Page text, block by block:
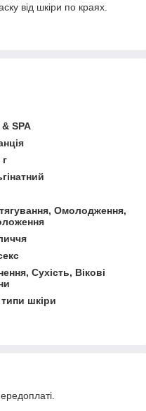
від шкіри по краях.
SPA
г
Омолодження,
Сухість, Вікові
типи шкіри